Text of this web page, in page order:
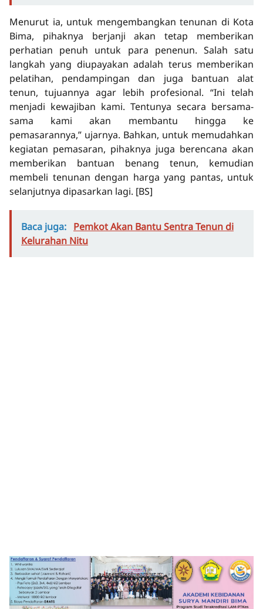
Menurut ia, untuk mengembangkan tenunan di Kota
Bima, pihaknya berjanji akan tetap memberikan
perhatian penuh untuk para penenun. Salah satu
langkah yang diupayakan adalah terus memberikan
pelatihan, pendampingan dan juga bantuan alat
tenun, tujuannya agar lebih profesional. “Ini telah
menjadi kewajiban kami. Tentunya secara bersama-
sama kami akan membantu hingga ke
pemasarannya,” ujarnya. Bahkan, untuk memudahkan
kegiatan pemasaran, pihaknya juga berencana akan
memberikan bantuan benang tenun, kemudian
membeli tenunan dengan harga yang pantas, untuk
selanjutnya dipasarkan lagi. [BS]
Baca juga: Pemkot Akan Bantu Sentra Tenun di
Kelurahan Nitu